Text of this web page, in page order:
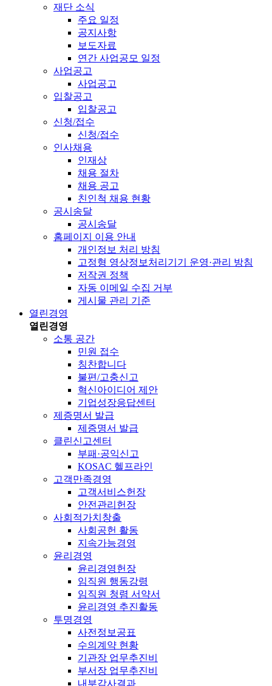
재단 소식
주요 일정
공지사항
보도자료
연간 사업공모 일정
사업공고
사업공고
입찰공고
입찰공고
신청/접수
신청/접수
인사채용
인재상
채용 절차
채용 공고
친인척 채용 현황
공시송달
공시송달
홈페이지 이용 안내
개인정보 처리 방침
고정형 영상정보처리기기 운영·관리 방침
저작권 정책
자동 이메일 수집 거부
게시물 관리 기준
열린경영
열린경영
소통 공간
민원 접수
칭찬합니다
불편/고충신고
혁신아이디어 제안
기업성장응답센터
제증명서 발급
제증명서 발급
클린신고센터
부패·공익신고
KOSAC 헬프라인
고객만족경영
고객서비스헌장
안전관리헌장
사회적가치창출
사회공헌 활동
지속가능경영
윤리경영
윤리경영헌장
임직원 행동강령
임직원 청렴 서약서
윤리경영 추진활동
투명경영
사전정보공표
수의계약 현황
기관장 업무추진비
부서장 업무추진비
내부감사결과